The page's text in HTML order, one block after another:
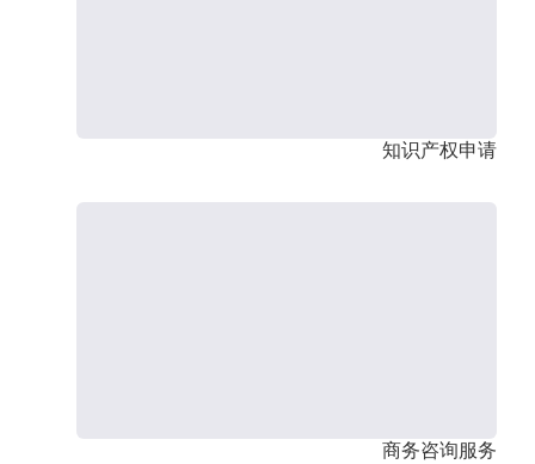
知识产权申请
商务咨询服务